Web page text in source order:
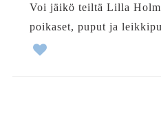
Voi jäikö teiltä Lilla
poikaset, puput ja